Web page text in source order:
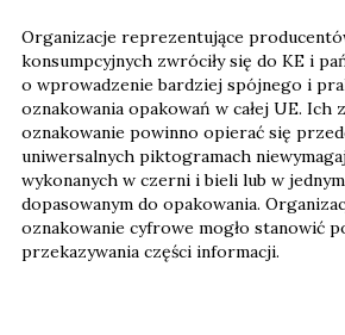
Organizacje reprezentujące
konsumpcyjnych zwróciły się do KE i
o wprowadzenie bardziej spójnego i
oznakowania opakowań w całej UE. Ich
oznakowanie powinno opierać się
uniwersalnych piktogramach
wykonanych w czerni i bieli lub w
dopasowanym do opakowania.
oznakowanie cyfrowe mogło stanowić
przekazywania części informacji.